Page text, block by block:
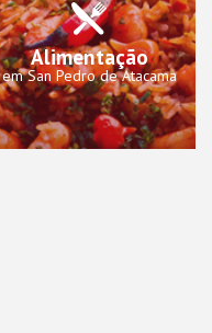
Alimentação
em San Pedro de Atacama